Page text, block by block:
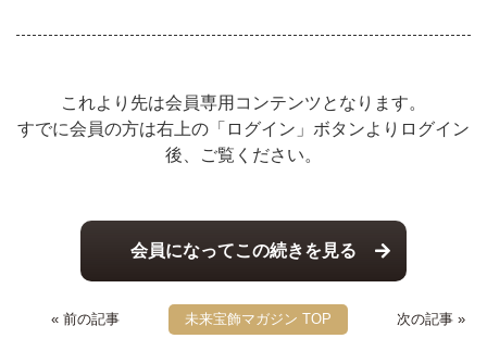
これより先は会員専用コンテンツとなります。
すでに会員の方は右上の「ログイン」ボタンよりログイン
後、ご覧ください。
会員になってこの続きを見る
« 前の記事 未来宝飾マガジン TOP 次の記事 »